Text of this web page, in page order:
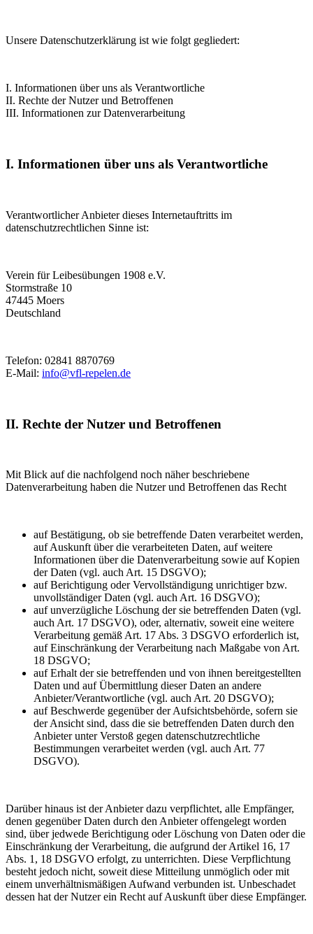
Unsere Datenschutzerklärung ist wie folgt gegliedert:
I. Informationen über uns als Verantwortliche
II. Rechte der Nutzer und Betroffenen
III. Informationen zur Datenverarbeitung
I. Informationen über uns als Verantwortliche
Verantwortlicher Anbieter dieses Internetauftritts im
datenschutzrechtlichen Sinne ist:
Verein für Leibesübungen 1908 e.V.
Stormstraße 10
47445 Moers
Deutschland
Telefon: 02841 8870769
E-Mail: info@vfl-repelen.de
II. Rechte der Nutzer und Betroffenen
Mit Blick auf die nachfolgend noch näher beschriebene
Datenverarbeitung haben die Nutzer und Betroffenen das Recht
auf Bestätigung, ob sie betreffende Daten verarbeitet werden,
auf Auskunft über die verarbeiteten Daten, auf weitere
Informationen über die Datenverarbeitung sowie auf Kopien
der Daten (vgl. auch Art. 15 DSGVO);
auf Berichtigung oder Vervollständigung unrichtiger bzw.
unvollständiger Daten (vgl. auch Art. 16 DSGVO);
auf unverzügliche Löschung der sie betreffenden Daten (vgl.
auch Art. 17 DSGVO), oder, alternativ, soweit eine weitere
Verarbeitung gemäß Art. 17 Abs. 3 DSGVO erforderlich ist,
auf Einschränkung der Verarbeitung nach Maßgabe von Art.
18 DSGVO;
auf Erhalt der sie betreffenden und von ihnen bereitgestellten
Daten und auf Übermittlung dieser Daten an andere
Anbieter/Verantwortliche (vgl. auch Art. 20 DSGVO);
auf Beschwerde gegenüber der Aufsichtsbehörde, sofern sie
der Ansicht sind, dass die sie betreffenden Daten durch den
Anbieter unter Verstoß gegen datenschutzrechtliche
Bestimmungen verarbeitet werden (vgl. auch Art. 77
DSGVO).
Darüber hinaus ist der Anbieter dazu verpflichtet, alle Empfänger,
denen gegenüber Daten durch den Anbieter offengelegt worden
sind, über jedwede Berichtigung oder Löschung von Daten oder die
Einschränkung der Verarbeitung, die aufgrund der Artikel 16, 17
Abs. 1, 18 DSGVO erfolgt, zu unterrichten. Diese Verpflichtung
besteht jedoch nicht, soweit diese Mitteilung unmöglich oder mit
einem unverhältnismäßigen Aufwand verbunden ist. Unbeschadet
dessen hat der Nutzer ein Recht auf Auskunft über diese Empfänger.